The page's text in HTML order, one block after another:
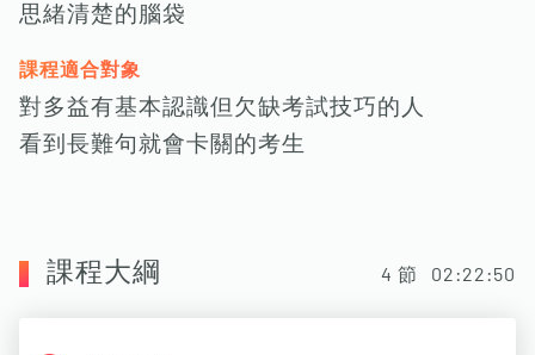
思緒清楚的腦袋
課程適合對象
對多益有基本認識但欠缺考試技巧的人
看到長難句就會卡關的考生
課程大綱 4 節 02:22:50